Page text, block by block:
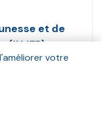
et de
(INJEP)
votre